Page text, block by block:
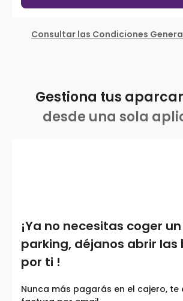
Consultar las Condiciones
Gestiona tus
desde una sola
¡Ya no necesitas coger
parking, déjanos abrir las
por ti !
Nunca más pagarás en el cajero, te